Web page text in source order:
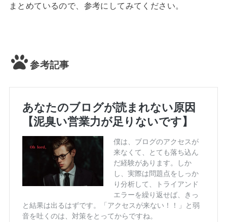
まとめているので、参考にしてみてください。
参考記事